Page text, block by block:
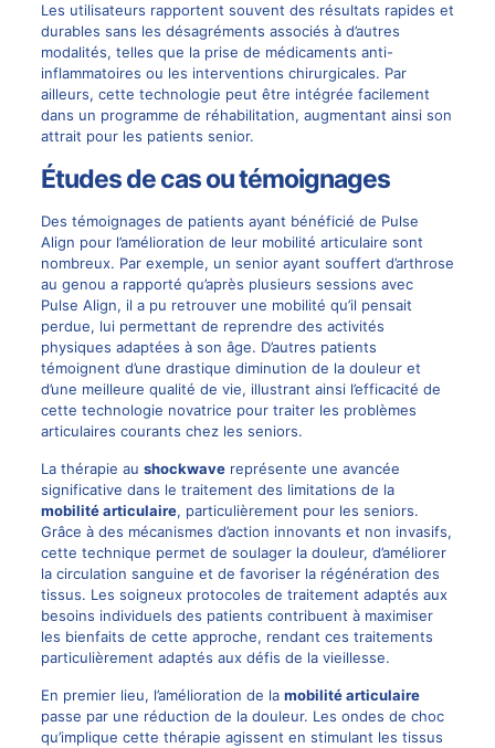
Les utilisateurs rapportent souvent des résultats rapides et
durables sans les désagréments associés à d’autres
modalités, telles que la prise de médicaments anti-
inflammatoires ou les interventions chirurgicales. Par
ailleurs, cette technologie peut être intégrée facilement
dans un programme de réhabilitation, augmentant ainsi son
attrait pour les patients senior.
Études de cas ou témoignages
Des témoignages de patients ayant bénéficié de Pulse
Align pour l’amélioration de leur mobilité articulaire sont
nombreux. Par exemple, un senior ayant souffert d’arthrose
au genou a rapporté qu’après plusieurs sessions avec
Pulse Align, il a pu retrouver une mobilité qu’il pensait
perdue, lui permettant de reprendre des activités
physiques adaptées à son âge. D’autres patients
témoignent d’une drastique diminution de la douleur et
d’une meilleure qualité de vie, illustrant ainsi l’efficacité de
cette technologie novatrice pour traiter les problèmes
articulaires courants chez les seniors.
La thérapie au shockwavereprésente une avancée
significative dans le traitement des limitations de la
mobilité articulaire, particulièrement pour les seniors.
Grâce à des mécanismes d’action innovants et non invasifs,
cette technique permet de soulager la douleur, d’améliorer
la circulation sanguine et de favoriser la régénération des
tissus. Les soigneux protocoles de traitement adaptés aux
besoins individuels des patients contribuent à maximiser
les bienfaits de cette approche, rendant ces traitements
particulièrement adaptés aux défis de la vieillesse.
En premier lieu, l’amélioration de la mobilité articulaire
passe par une réduction de la douleur. Les ondes de choc
qu’implique cette thérapie agissent en stimulant les tissus